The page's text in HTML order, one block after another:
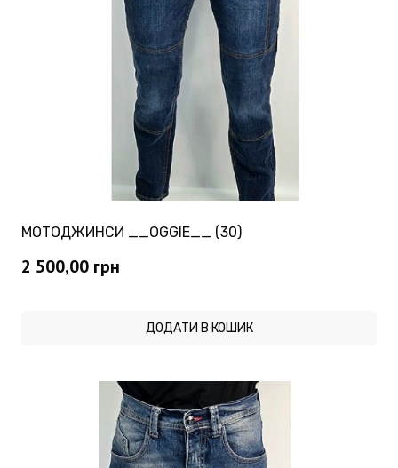
МОТОДЖИНСИ __OGGIE__ (30)
2 500,00 грн
ДОДАТИ В КОШИК